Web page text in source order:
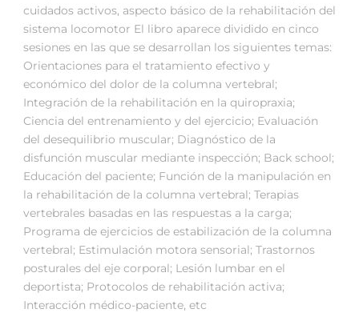
cuidados activos, aspecto básico de la rehabilitación del
sistema locomotor El libro aparece dividido en cinco
sesiones en las que se desarrollan los siguientes temas:
Orientaciones para el tratamiento efectivo y
económico del dolor de la columna vertebral;
Integración de la rehabilitación en la quiropraxia;
Ciencia del entrenamiento y del ejercicio; Evaluación
del desequilibrio muscular; Diagnóstico de la
disfunción muscular mediante inspección; Back school;
Educación del paciente; Función de la manipulación en
la rehabilitación de la columna vertebral; Terapias
vertebrales basadas en las respuestas a la carga;
Programa de ejercicios de estabilización de la columna
vertebral; Estimulación motora sensorial; Trastornos
posturales del eje corporal; Lesión lumbar en el
deportista; Protocolos de rehabilitación activa;
Interacción médico-paciente, etc